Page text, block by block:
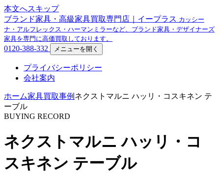
本文へスキップ
ブランド家具・高級家具買取専門店｜イープラス カッシー
ナ・アルフレックス・ハーマンミラーなど、ブランド家具・デザイナーズ
家具を専門に高価買取しております。
0120-388-332 メニューを開く
プライバシーポリシー
会社案内
ホーム家具買取事例 ネクストマルニ ハッリ・コスキネン テ
ーブル
BUYING RECORD
ネクストマルニ ハッリ・コ
スキネン テーブル